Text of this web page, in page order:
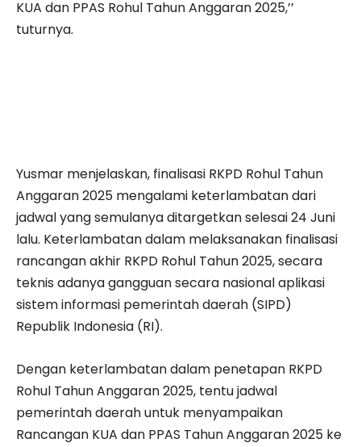
KUA dan PPAS Rohul Tahun Anggaran 2025,’’
tuturnya.
Yusmar menjelaskan, finalisasi RKPD Rohul Tahun
Anggaran 2025 mengalami keterlambatan dari
jadwal yang semulanya ditargetkan selesai 24 Juni
lalu. Keterlambatan dalam melaksanakan finalisasi
rancangan akhir RKPD Rohul Tahun 2025, secara
teknis adanya gangguan secara nasional aplikasi
sistem informasi pemerintah daerah (SIPD)
Republik Indonesia (RI).
Dengan keterlambatan dalam penetapan RKPD
Rohul Tahun Anggaran 2025, tentu jadwal
pemerintah daerah untuk menyampaikan
Rancangan KUA dan PPAS Tahun Anggaran 2025 ke